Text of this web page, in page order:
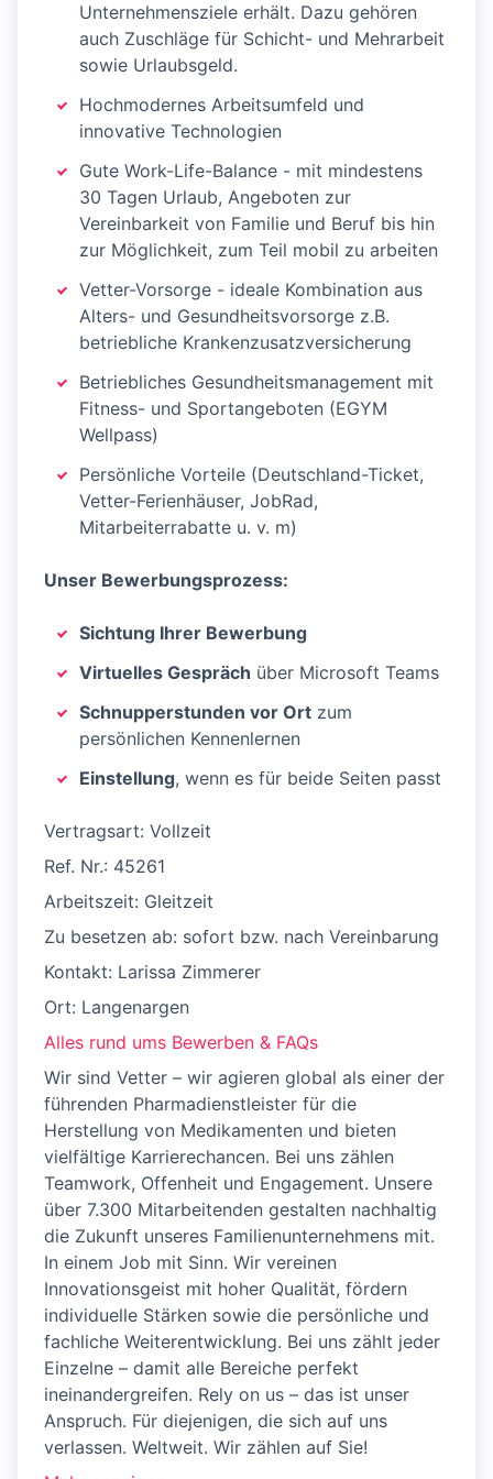
Unternehmensziele erhält. Dazu gehören
auch Zuschläge für Schicht- und Mehrarbeit
sowie Urlaubsgeld.
Hochmodernes Arbeitsumfeld und
innovative Technologien
Gute Work-Life-Balance - mit mindestens
30 Tagen Urlaub, Angeboten zur
Vereinbarkeit von Familie und Beruf bis hin
zur Möglichkeit, zum Teil mobil zu arbeiten
Vetter-Vorsorge - ideale Kombination aus
Alters- und Gesundheitsvorsorge z.B.
betriebliche Krankenzusatzversicherung
Betriebliches Gesundheitsmanagement mit
Fitness- und Sportangeboten (EGYM
Wellpass)
Persönliche Vorteile (Deutschland-Ticket,
Vetter-Ferienhäuser, JobRad,
Mitarbeiterrabatte u. v. m)
Unser Bewerbungsprozess:
Sichtung Ihrer Bewerbung
Virtuelles Gespräch über Microsoft Teams
Schnupperstunden vor Ort zum
persönlichen Kennenlernen
Einstellung, wenn es für beide Seiten passt
Vertragsart: Vollzeit
Ref. Nr.: 45261
Arbeitszeit: Gleitzeit
Zu besetzen ab: sofort bzw. nach Vereinbarung
Kontakt: Larissa Zimmerer
Ort: Langenargen
Alles rund ums Bewerben & FAQs
Wir sind Vetter – wir agieren global als einer der
führenden Pharmadienstleister für die
Herstellung von Medikamenten und bieten
vielfältige Karrierechancen. Bei uns zählen
Teamwork, Offenheit und Engagement. Unsere
über 7.300 Mitarbeitenden gestalten nachhaltig
die Zukunft unseres Familienunternehmens mit.
In einem Job mit Sinn. Wir vereinen
Innovationsgeist mit hoher Qualität, fördern
individuelle Stärken sowie die persönliche und
fachliche Weiterentwicklung. Bei uns zählt jeder
Einzelne – damit alle Bereiche perfekt
ineinandergreifen. Rely on us – das ist unser
Anspruch. Für diejenigen, die sich auf uns
verlassen. Weltweit. Wir zählen auf Sie!